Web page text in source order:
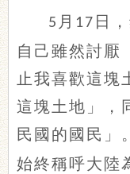
5 月 17 日
自己雖然討厭
止我喜歡這塊
這塊土地」，
民國的國民」。
始終稱呼大陸